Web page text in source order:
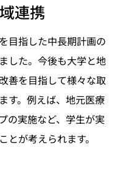
連携
目指した中長期計画の
した。今後も大学と地
善を目指して様々な取
す。例えば、地元医療
の実施など、学生が実
が考えられます。